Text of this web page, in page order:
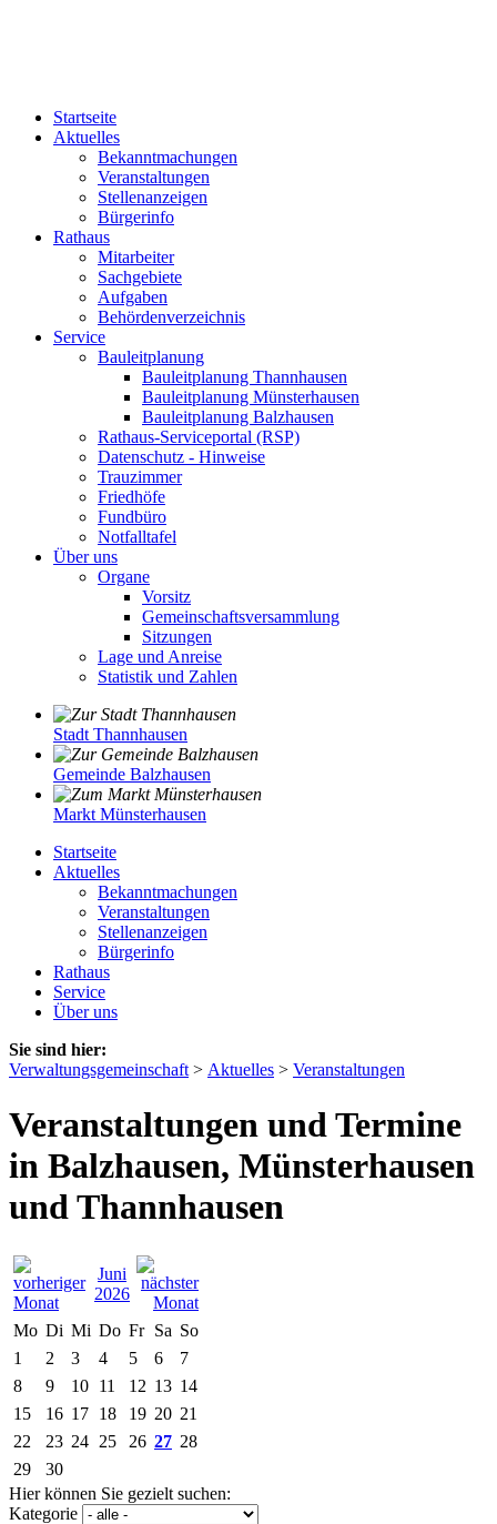
Startseite
Aktuelles
Bekanntmachungen
Veranstaltungen
Stellenanzeigen
Bürgerinfo
Rathaus
Mitarbeiter
Sachgebiete
Aufgaben
Behördenverzeichnis
Service
Bauleitplanung
Bauleitplanung Thannhausen
Bauleitplanung Münsterhausen
Bauleitplanung Balzhausen
Rathaus-Serviceportal (RSP)
Datenschutz - Hinweise
Trauzimmer
Friedhöfe
Fundbüro
Notfalltafel
Über uns
Organe
Vorsitz
Gemeinschaftsversammlung
Sitzungen
Lage und Anreise
Statistik und Zahlen
Stadt Thannhausen
Gemeinde Balzhausen
Markt Münsterhausen
Startseite
Aktuelles
Bekanntmachungen
Veranstaltungen
Stellenanzeigen
Bürgerinfo
Rathaus
Service
Über uns
Sie sind hier:
Verwaltungsgemeinschaft > Aktuelles > Veranstaltungen
Veranstaltungen und Termine
in Balzhausen, Münsterhausen
und Thannhausen
Juni
2026
Mo Di Mi Do Fr Sa So
1
2 3 4 5 6
7
8
9 10 11 12 13 14
15
16 17 18 19 20 21
22
23 24 25 26 27 28
29
30
Hier können Sie gezielt suchen:
Kategorie